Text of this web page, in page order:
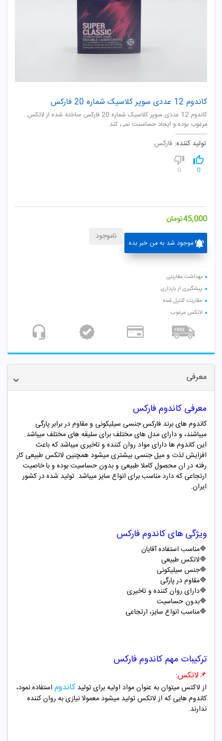
کاندوم 12 عددی سوپر کلاسیک شماره 20 فارکس
کاندوم 12 عددی سوپر کلاسیک شماره 20 فارکس ساخته شده از لاتکس
مرغوب بوده و ایجاد حساسیت نمی کند.
تولید کننده: فارکس
0
0
45,000تومان
موجود شد به من خبر بده
ناموجود
بهداشت مقاربتی
پیشگیری از بارداری
مقاربت کنترل شده
لاتکس مرغوب
معرفی
معرفی کاندوم فارکس
کاندوم های برند فارکس جنسی سیلیکونی و مقاوم در برابر پارگی
میباشند، و دارای مدل های مختلف برای سلیقه های مختلف میباشد.
این کاندوم ها دارای مواد روان کننده و تاخیری میباشد که باعث
افزایش لذت و میل جنسی بیشتری میشود همچنین لاتکس طبیعی کار
رفته در ان محصول کاملا طبیعی و بدون حساسیت بوده و با خاصیت
ارتجاعی که دارد مناسب برای انواع سایز میباشد. تولید شده در کشور
ایران.
ویژگی های کاندوم فارکس
🔷مناسب استفاده آقایان
🔷لاتکس طبیعی
🔷جنس سیلیکونی
🔷مقاوم در پارگی
🔷دارای روان کننده و تاخیری
🔷بدون حساسیت
🔷مناسب انواع سایز، ارتجاعی
ترکیبات مهم کاندوم فارکس
📌لاتکس:
از لاکتس میتوان به عنوان مواد اولیه برای تولید کاندوم استفاده نمود،
کاندوم هایی که از لاتکس تولید میشود معمولا نیازی به روان کننده
ندارند.